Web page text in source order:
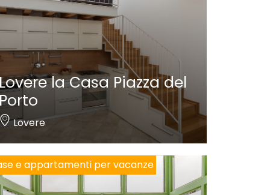
la Casa Piazza del
Lovere
e appartamenti per vacanze